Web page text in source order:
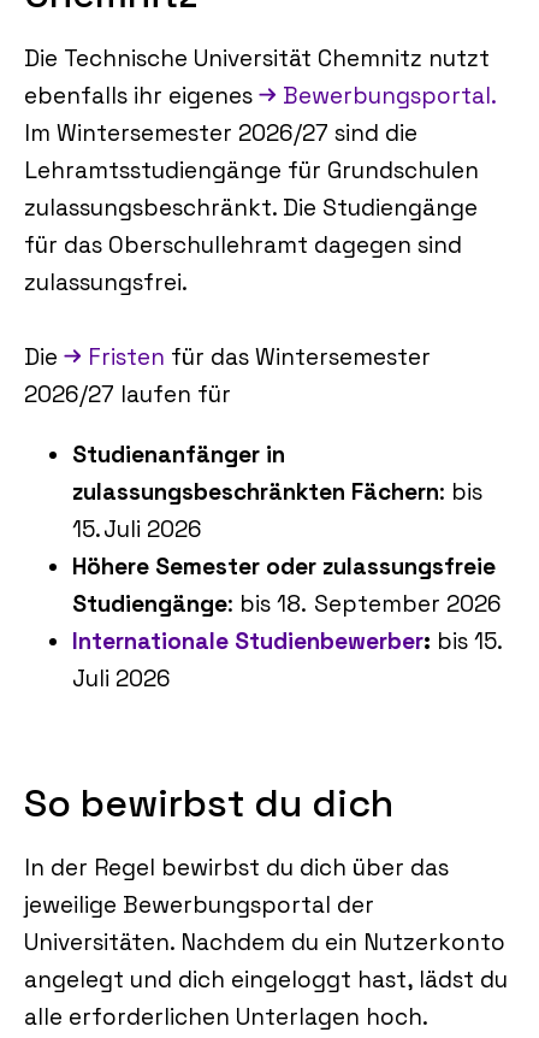
Die Technische Universität Chemnitz nutzt
ebenfalls ihr eigenes
Bewerbungsportal.
Im Wintersemester 2026/27 sind die
Lehramtsstudiengänge für Grundschulen
zulassungsbeschränkt. Die Studiengänge
für das Oberschullehramt dagegen sind
zulassungsfrei.
Die Fristen für das Wintersemester
2026/27 laufen für
Studienanfänger in
zulassungsbeschränkten Fächern: bis
15. Juli 2026
Höhere Semester oder zulassungsfreie
Studiengänge: bis 18. September 2026
Internationale Studienbewerber: bis 15.
Juli 2026
So bewirbst du dich
In der Regel bewirbst du dich über das
jeweilige Bewerbungsportal der
Universitäten. Nachdem du ein Nutzerkonto
angelegt und dich eingeloggt hast, lädst du
alle erforderlichen Unterlagen hoch.